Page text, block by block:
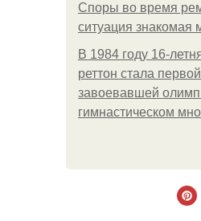
Споры во время
ситуация знакомая
В 1984 году 16-
реттон стала
завоевавшей
гимнастическом